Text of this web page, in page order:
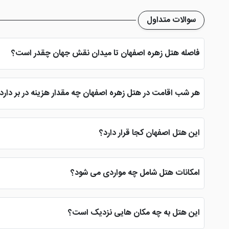
سوالات متداول
فاصله هتل زهره اصفهان تا میدان نقش جهان چقدر است؟
فاصله هتل تا میدان نقش جهان حدود 13 دقیقه با خودرو است که این مسئله کمی برای میهمانان خوشایند نیست، اما قیمت مناسب هتل این عیب را می پوشاند.
هر شب اقامت در هتل زهره اصفهان چه مقدار هزینه در بر
هزینه هر شب اقامت در این هتل اصفهان از شبی 300 هزار تومان تا شبی 1 میلیون تومان است که این هزینه ها در زمان های مختلف تغییر خواهد کرد.
این هتل اصفهان کجا قرار دارد؟
آدرس هتل در خیابان فردوسی، مابین خیابان عافیت و منوچهری
امکانات هتل شامل چه مواردی می شود؟
امکانات این هتل اصفهان تنها منوط به تاکسی سرویس، لاندری،
این هتل به چه مکان هایی نزدیک است؟